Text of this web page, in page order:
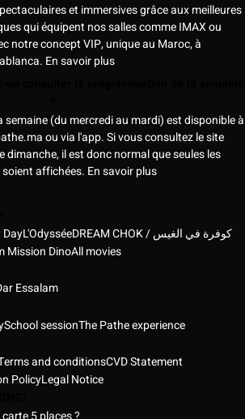
et immersives grâce aux meilleures
qui équipent nos salles comme IMAX ou
notre concept VIP, unique au Maroc, à
En savoir plus
(du mercredi au mardi) est disponible à
ou via l'app. Si vous consultez le site
dimanche, il est donc normal que seules les
affichées. En savoir plus
DayL'Odyssée
DREAM CHOK / كوفرة في الغيس
Mission DinoAll movies
Essalam
School sessionThe Pathe experience
and conditionsCVD Statement
PolicyLegal Notice